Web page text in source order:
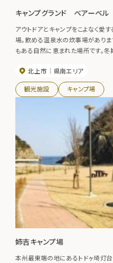
キャンプグランド べアーベル
アウトドアとキャンプをこよなく愛
場。飲める温泉水の炊事場があり
もある自然に恵まれた場所です。
北上市
県南エリア
観光施設 キャンプ場
姉吉キャンプ場
本州最東端の地にあるトドヶ埼灯